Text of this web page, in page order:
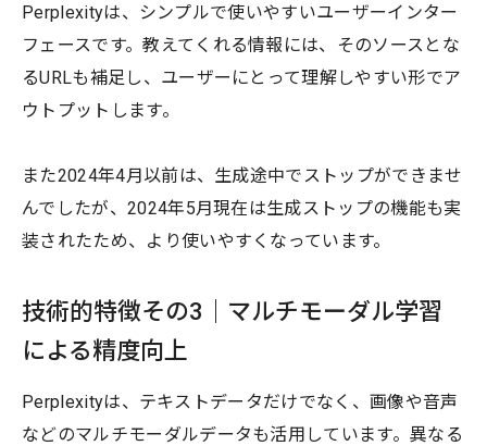
Perplexityは、シンプルで使いやすいユーザーインター
フェースです。教えてくれる情報には、そのソースとな
るURLも補足し、ユーザーにとって理解しやすい形でア
ウトプットします。
また2024年4月以前は、生成途中でストップができませ
んでしたが、2024年5月現在は生成ストップの機能も実
装されたため、より使いやすくなっています。
技術的特徴その3｜マルチモーダル学習
による精度向上
Perplexityは、テキストデータだけでなく、画像や音声
などのマルチモーダルデータも活用しています。異なる